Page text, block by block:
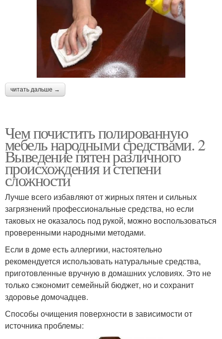
читать дальше →
Чем почистить полированную
мебель народными средствами. 2
Выведение пятен различного
происхождения и степени
сложности
Лучше всего избавляют от жирных пятен и сильных
загрязнений профессиональные средства, но если
таковых не оказалось под рукой, можно воспользоваться
проверенными народными методами.
Если в доме есть аллергики, настоятельно
рекомендуется использовать натуральные средства,
приготовленные вручную в домашних условиях. Это не
только сэкономит семейный бюджет, но и сохранит
здоровье домочадцев.
Способы очищения поверхности в зависимости от
источника проблемы: